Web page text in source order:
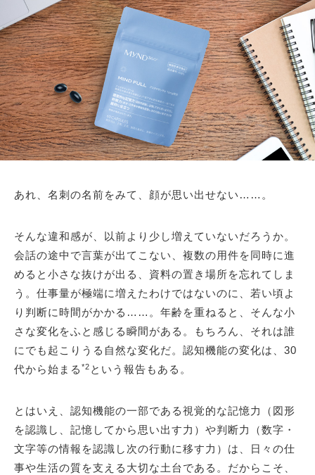
あれ、名刺の名前をみて、顔が思い出せない……。
そんな違和感が、以前より少し増えていないだろうか。
会話の途中で言葉が出てこない、複数の用件を同時に進
めると小さな抜けが出る、資料の置き場所を忘れてしま
う。仕事量が極端に増えたわけではないのに、若い頃よ
り判断に時間がかかる……。年齢を重ねると、そんな小
さな変化をふと感じる瞬間がある。もちろん、それは誰
にでも起こりうる自然な変化だ。認知機能の変化は、30
代から始まる *2 という報告もある。
とはいえ、認知機能の一部である視覚的な記憶力（図形
を認識し、記憶してから思い出す力）や判断力（数字・
文字等の情報を認識し次の行動に移す力）は、日々の仕
事や生活の質を支える大切な土台である。だからこそ、